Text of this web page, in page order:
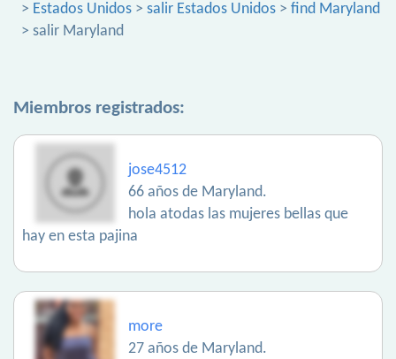
> Estados Unidos > salir Estados Unidos > find Maryland
> salir Maryland
Miembros registrados:
jose4512
66 años de Maryland.
hola atodas las mujeres bellas que
hay en esta pajina
more
27 años de Maryland.